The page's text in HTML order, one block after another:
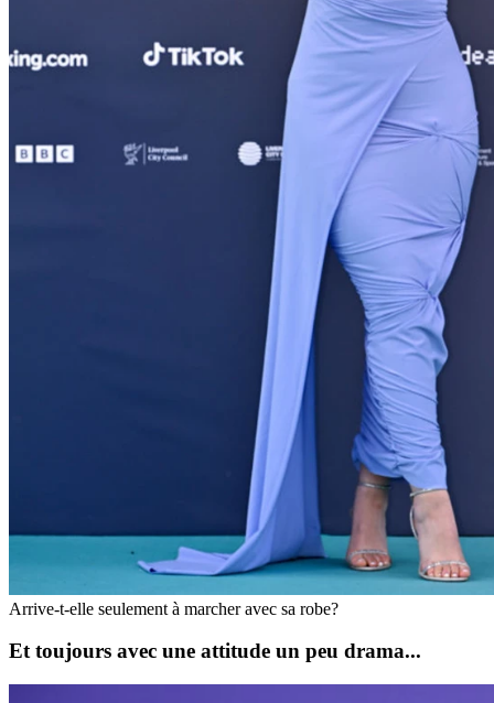
Arrive-t-elle seulement à marcher avec sa robe?
Et toujours avec une attitude un peu drama...